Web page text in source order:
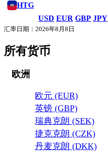
HTG
USD EUR GBP JPY
汇率日期：2026年8月8日
所有货币
欧洲
欧元 (EUR)
英镑 (GBP)
瑞典克朗 (SEK)
捷克克朗 (CZK)
丹麦克朗 (DKK)